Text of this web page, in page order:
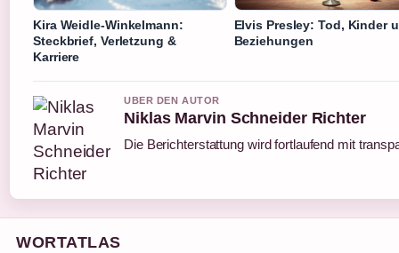
Kira Weidle-Winkelmann:
Steckbrief, Verletzung &
Karriere
Elvis Presley: Tod, Kinder
Beziehungen
UBER DEN AUTOR
Niklas Marvin Schneider Richter
Die Berichterstattung wird fortlaufend mit
WORTATLAS